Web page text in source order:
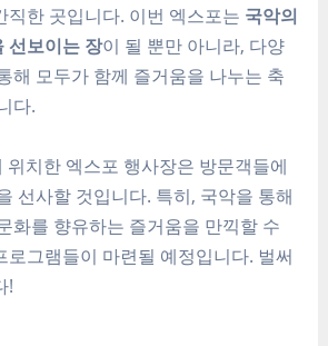
직한 곳입니다. 이번 엑스포는 국악의
선보이는 장이 될 뿐만 아니라, 다양
해 모두가 함께 즐거움을 나누는 축
다.
위치한 엑스포 행사장은 방문객들에
선사할 것입니다. 특히, 국악을 통해
화를 향유하는 즐거움을 만끽할 수
로그램들이 마련될 예정입니다. 벌써
!